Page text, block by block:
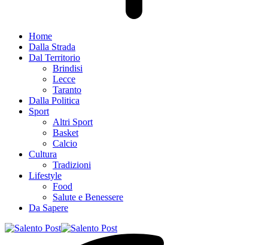
Home
Dalla Strada
Dal Territorio
Brindisi
Lecce
Taranto
Dalla Politica
Sport
Altri Sport
Basket
Calcio
Cultura
Tradizioni
Lifestyle
Food
Salute e Benessere
Da Sapere